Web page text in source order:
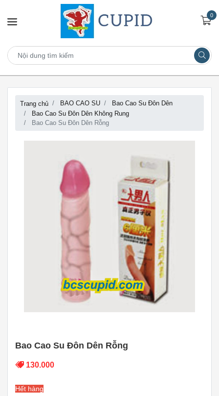
0
Trang chủ BAO CAO SU
Bao Cao Su Đôn Dên
Bao Cao Su Đôn Dên Không Rung
Bao Cao Su Đôn Dên Rỗng
Bao Cao Su Đôn Dên Rỗng
130.000
Hết hàng